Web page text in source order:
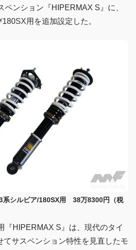
ペンション『HIPERMAX S』に、
用を追加設定した。
シルビア/180SX用 38万8300円（税
『HIPERMAX S』は、現代のタイ
てサスペンション特性を見直したモ